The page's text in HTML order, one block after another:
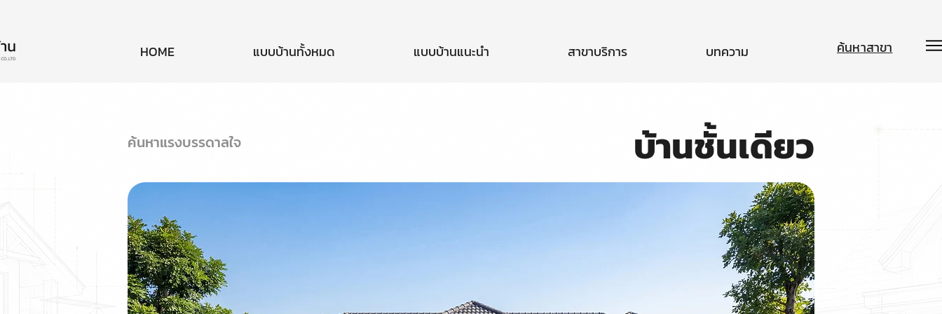
HOME แบบบ้านทั้งหมด แบบบ้านแนะนำ สาขาบริการ บทความ ค้นหาสาขา
ค้นหาแรงบรรดาลใจ บ้านชั้นเดียว